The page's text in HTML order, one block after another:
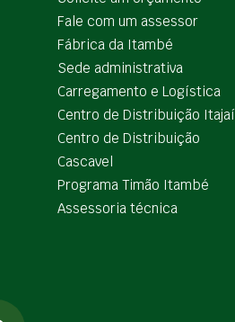
Fale com um assessor
Fábrica da Itambé
Sede administrativa
Carregamento e Logística
Centro de Distribuição Itajaí
Centro de Distribuição
Cascavel
Programa Timão Itambé
Assessoria técnica